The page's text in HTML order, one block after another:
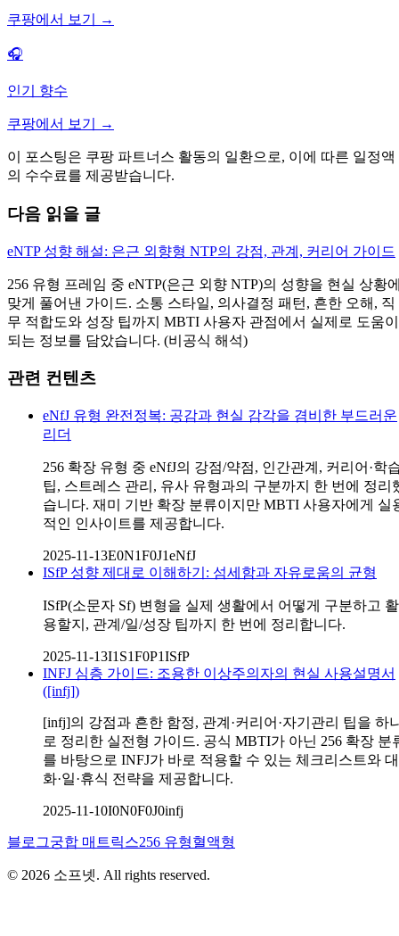
쿠팡에서 보기 →
🎧
인기 향수
쿠팡에서 보기 →
이 포스팅은 쿠팡 파트너스 활동의 일환으로, 이에 따른 일정액
의 수수료를 제공받습니다.
다음 읽을 글
eNTP 성향 해설: 은근 외향형 NTP의 강점, 관계, 커리어 가이드
256 유형 프레임 중 eNTP(은근 외향 NTP)의 성향을 현실 상황
맞게 풀어낸 가이드. 소통 스타일, 의사결정 패턴, 흔한 오해, 직
무 적합도와 성장 팁까지 MBTI 사용자 관점에서 실제로 도움이
되는 정보를 담았습니다. (비공식 해석)
관련 컨텐츠
eNfJ 유형 완전정복: 공감과 현실 감각을 겸비한 부드러운
리더
256 확장 유형 중 eNfJ의 강점/약점, 인간관계, 커리어·학
팁, 스트레스 관리, 유사 유형과의 구분까지 한 번에 정리
습니다. 재미 기반 확장 분류이지만 MBTI 사용자에게 실
적인 인사이트를 제공합니다.
2025-11-13E0N1F0J1eNfJ
ISfP 성향 제대로 이해하기: 섬세함과 자유로움의 균형
ISfP(소문자 Sf) 변형을 실제 생활에서 어떻게 구분하고 활
용할지, 관계/일/성장 팁까지 한 번에 정리합니다.
2025-11-13I1S1F0P1ISfP
INFJ 심층 가이드: 조용한 이상주의자의 현실 사용설명서
([infj])
[infj]의 강점과 흔한 함정, 관계·커리어·자기관리 팁을 하
로 정리한 실전형 가이드. 공식 MBTI가 아닌 256 확장 분
를 바탕으로 INFJ가 바로 적용할 수 있는 체크리스트와 대
화·일·휴식 전략을 제공합니다.
2025-11-10I0N0F0J0infj
블로그궁합 매트릭스256 유형혈액형
© 2026 소프넷. All rights reserved.